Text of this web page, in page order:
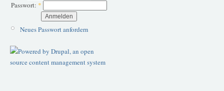
Passwort: *
Neues Passwort anfordern